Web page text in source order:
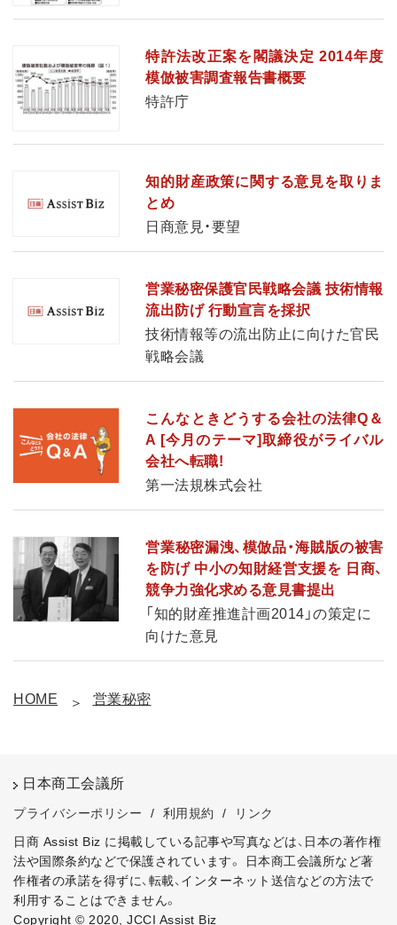
特許法改正案を閣議決定 2014年度
模倣被害調査報告書概要
特許庁
知的財産政策に関する意見を取りま
とめ
日商意見・要望
営業秘密保護官民戦略会議 技術情報
流出防げ 行動宣言を採択
技術情報等の流出防止に向けた官民
戦略会議
こんなときどうする会社の法律Q＆
A [今月のテーマ]取締役がライバル
会社へ転職!
第一法規株式会社
営業秘密漏洩、模倣品・海賊版の被害
を防げ 中小の知財経営支援を 日商、
競争力強化求める意見書提出
「知的財産推進計画2014」の策定に
向けた意見
HOME 営業秘密
日本商工会議所
プライバシーポリシー / 利用規約 /
リンク
日商 Assist Biz に掲載している記事や写真などは、日本の著作権
法や国際条約などで保護されています。
日本商工会議所など著
作権者の承諾を得ずに、転載、インターネット送信などの方法で
利用することはできません。
Copyright © 2020, JCCI Assist Biz